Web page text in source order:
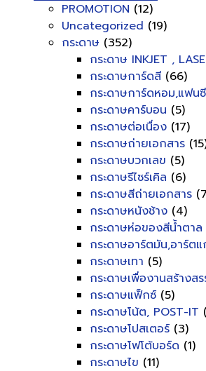
PROMOTION (12)
Uncategorized (19)
กระดาษ (352)
กระดาษ INKJET ,
กระดาษการ์ดสี (66)
กระดาษการ์ดหอม,แฟน
กระดาษคาร์บอน (5)
กระดาษต่อเนื่อง (17)
กระดาษถ่ายเอกสาร
กระดาษบวกเลข (5)
กระดาษรีไซร์เคิล (6)
กระดาษสีถ่ายเอกสาร
กระดาษหนังช้าง (4)
กระดาษห่อของสีน้ำตาล
กระดาษอาร์ตมัน,อาร์ต
กระดาษเทา (5)
กระดาษเพื่องานสร้างส
กระดาษแฟ็กซ์ (5)
กระดาษโน้ต, POST-IT
กระดาษโปสเตอร์ (3)
กระดาษโฟโต้บอร์ด (1)
กระดาษไข (11)